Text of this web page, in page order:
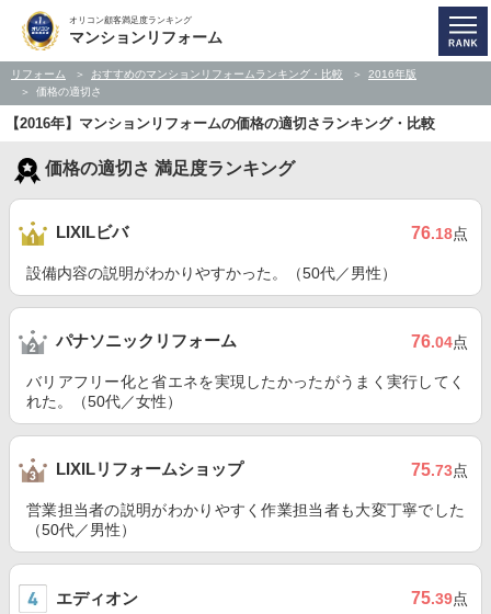
オリコン顧客満足度ランキング
マンションリフォーム
リフォーム おすすめのマンションリフォームランキング・比較
2016年版
価格の適切さ
【2016年】マンションリフォームの価格の適切さランキング・比較
価格の適切さ 満足度ランキング
LIXILビバ 76.18点
設備内容の説明がわかりやすかった。（50代／男性）
パナソニックリフォーム 76.04点
バリアフリー化と省エネを実現したかったがうまく実行してく
れた。（50代／女性）
LIXILリフォームショップ 75.73点
営業担当者の説明がわかりやすく作業担当者も大変丁寧でした
（50代／男性）
エディオン 75.39点